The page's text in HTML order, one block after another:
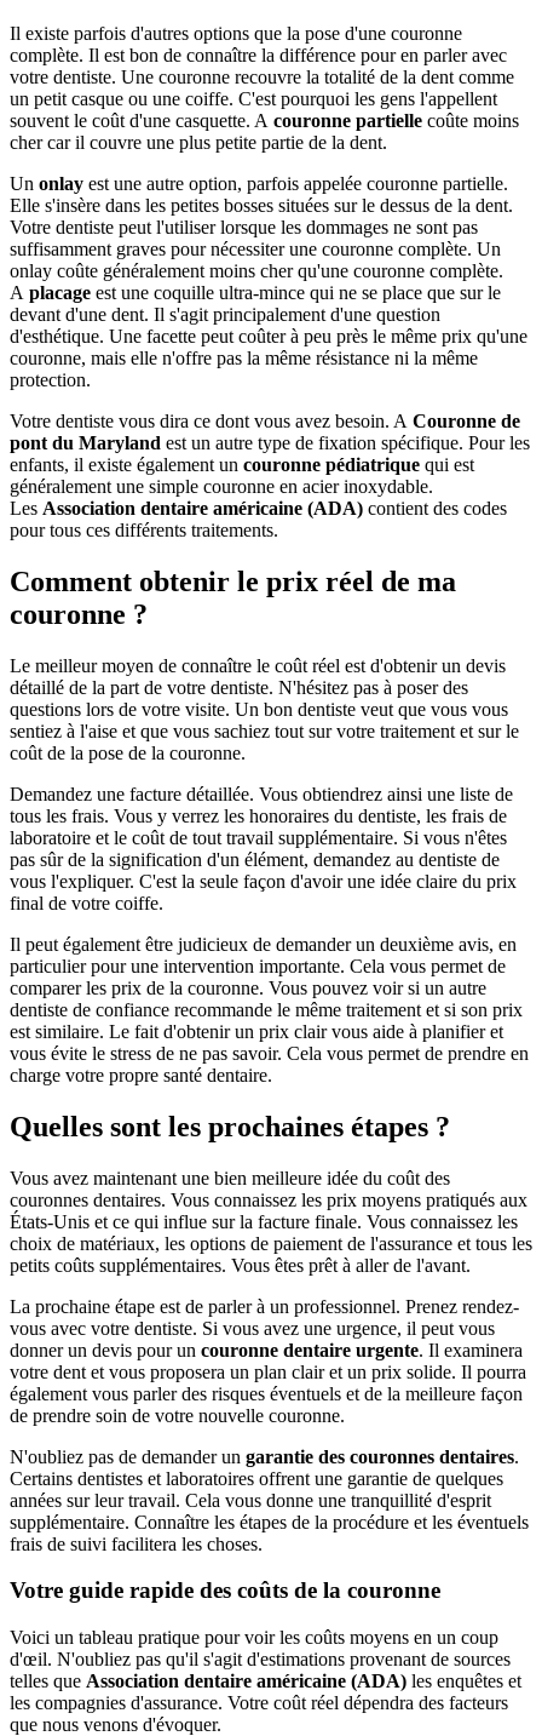
Il existe parfois d'autres options que la pose d'une couronne
complète. Il est bon de connaître la différence pour en parler avec
votre dentiste. Une couronne recouvre la totalité de la dent comme
un petit casque ou une coiffe. C'est pourquoi les gens l'appellent
souvent le coût d'une casquette. A couronne partielle coûte moins
cher car il couvre une plus petite partie de la dent.
Un onlay est une autre option, parfois appelée couronne partielle.
Elle s'insère dans les petites bosses situées sur le dessus de la dent.
Votre dentiste peut l'utiliser lorsque les dommages ne sont pas
suffisamment graves pour nécessiter une couronne complète. Un
onlay coûte généralement moins cher qu'une couronne complète.
A placage est une coquille ultra-mince qui ne se place que sur le
devant d'une dent. Il s'agit principalement d'une question
d'esthétique. Une facette peut coûter à peu près le même prix qu'une
couronne, mais elle n'offre pas la même résistance ni la même
protection.
Votre dentiste vous dira ce dont vous avez besoin. A Couronne de
pont du Maryland est un autre type de fixation spécifique. Pour les
enfants, il existe également un couronne pédiatrique qui est
généralement une simple couronne en acier inoxydable.
Les Association dentaire américaine (ADA) contient des codes
pour tous ces différents traitements.
Comment obtenir le prix réel de ma
couronne ?
Le meilleur moyen de connaître le coût réel est d'obtenir un devis
détaillé de la part de votre dentiste. N'hésitez pas à poser des
questions lors de votre visite. Un bon dentiste veut que vous vous
sentiez à l'aise et que vous sachiez tout sur votre traitement et sur le
coût de la pose de la couronne.
Demandez une facture détaillée. Vous obtiendrez ainsi une liste de
tous les frais. Vous y verrez les honoraires du dentiste, les frais de
laboratoire et le coût de tout travail supplémentaire. Si vous n'êtes
pas sûr de la signification d'un élément, demandez au dentiste de
vous l'expliquer. C'est la seule façon d'avoir une idée claire du prix
final de votre coiffe.
Il peut également être judicieux de demander un deuxième avis, en
particulier pour une intervention importante. Cela vous permet de
comparer les prix de la couronne. Vous pouvez voir si un autre
dentiste de confiance recommande le même traitement et si son prix
est similaire. Le fait d'obtenir un prix clair vous aide à planifier et
vous évite le stress de ne pas savoir. Cela vous permet de prendre en
charge votre propre santé dentaire.
Quelles sont les prochaines étapes ?
Vous avez maintenant une bien meilleure idée du coût des
couronnes dentaires. Vous connaissez les prix moyens pratiqués aux
États-Unis et ce qui influe sur la facture finale. Vous connaissez les
choix de matériaux, les options de paiement de l'assurance et tous les
petits coûts supplémentaires. Vous êtes prêt à aller de l'avant.
La prochaine étape est de parler à un professionnel. Prenez rendez-
vous avec votre dentiste. Si vous avez une urgence, il peut vous
donner un devis pour un couronne dentaire urgente. Il examinera
votre dent et vous proposera un plan clair et un prix solide. Il pourra
également vous parler des risques éventuels et de la meilleure façon
de prendre soin de votre nouvelle couronne.
N'oubliez pas de demander un garantie des couronnes dentaires.
Certains dentistes et laboratoires offrent une garantie de quelques
années sur leur travail. Cela vous donne une tranquillité d'esprit
supplémentaire. Connaître les étapes de la procédure et les éventuels
frais de suivi facilitera les choses.
Votre guide rapide des coûts de la couronne
Voici un tableau pratique pour voir les coûts moyens en un coup
d'œil. N'oubliez pas qu'il s'agit d'estimations provenant de sources
telles que Association dentaire américaine (ADA) les enquêtes et
les compagnies d'assurance. Votre coût réel dépendra des facteurs
que nous venons d'évoquer.